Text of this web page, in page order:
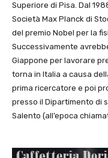
Superiore di Pisa. Dal
Società Max Planck di
del premio Nobel per la
Successivamente
Giappone per lavorare
torna in Italia a causa
prima ricercatore e poi
presso il Dipartimento di
Salento (all’epoca